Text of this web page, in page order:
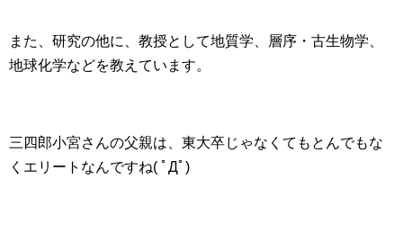
また、研究の他に、教授として地質学、層序・古生物学、
地球化学などを教えています。
三四郎小宮さんの父親は、東大卒じゃなくてもとんでもな
くエリートなんですね( ﾟДﾟ)